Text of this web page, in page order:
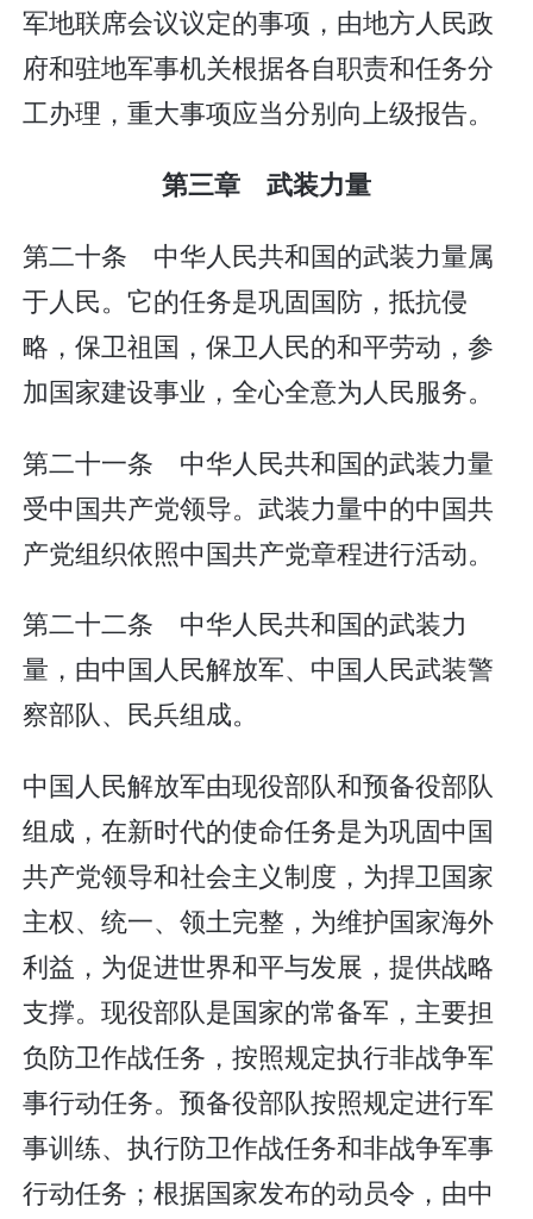
军地联席会议议定的事项，由地方人民政
府和驻地军事机关根据各自职责和任务分
工办理，重大事项应当分别向上级报告。
第三章 武装力量
第二十条 中华人民共和国的武装力量属
于人民。它的任务是巩固国防，抵抗侵
略，保卫祖国，保卫人民的和平劳动，参
加国家建设事业，全心全意为人民服务。
第二十一条 中华人民共和国的武装力量
受中国共产党领导。武装力量中的中国共
产党组织依照中国共产党章程进行活动。
第二十二条 中华人民共和国的武装力
量，由中国人民解放军、中国人民武装警
察部队、民兵组成。
中国人民解放军由现役部队和预备役部队
组成，在新时代的使命任务是为巩固中国
共产党领导和社会主义制度，为捍卫国家
主权、统一、领土完整，为维护国家海外
利益，为促进世界和平与发展，提供战略
支撑。现役部队是国家的常备军，主要担
负防卫作战任务，按照规定执行非战争军
事行动任务。预备役部队按照规定进行军
事训练、执行防卫作战任务和非战争军事
行动任务；根据国家发布的动员令，由中